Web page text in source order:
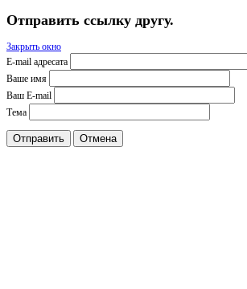
Отправить ссылку другу.
Закрыть окно
E-mail адресата
Ваше имя
Ваш E-mail
Тема
Отправить Отмена